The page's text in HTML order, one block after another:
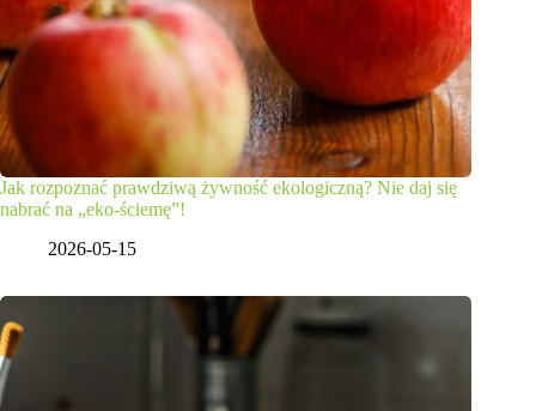
Jak rozpoznać prawdziwą żywność ekologiczną? Nie daj się
nabrać na „eko-ściemę”!
2026-05-15